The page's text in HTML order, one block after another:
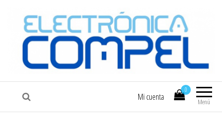
COMPEL Electrónica COMPEL
Menú
0
Mi cuenta